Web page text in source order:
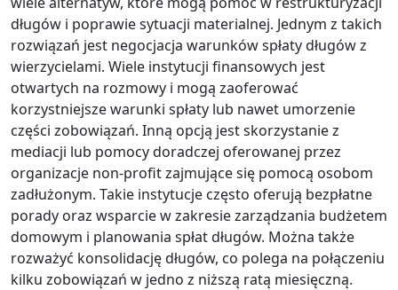
długów i poprawie sytuacji materialnej. Jednym z takich
rozwiązań jest negocjacja warunków spłaty długów z
wierzycielami. Wiele instytucji finansowych jest
otwartych na rozmowy i mogą zaoferować
korzystniejsze warunki spłaty lub nawet umorzenie
części zobowiązań. Inną opcją jest skorzystanie z
mediacji lub pomocy doradczej oferowanej przez
organizacje non-profit zajmujące się pomocą osobom
zadłużonym. Takie instytucje często oferują bezpłatne
porady oraz wsparcie w zakresie zarządzania budżetem
domowym i planowania spłat długów. Można także
rozważyć konsolidację długów, co polega na połączeniu
kilku zobowiązań w jedno z niższą ratą miesięczną.